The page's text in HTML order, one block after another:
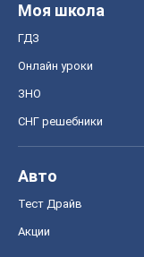
Моя школа
ГДЗ
Онлайн уроки
ЗНО
СНГ решебники
Авто
Тест Драйв
Акции